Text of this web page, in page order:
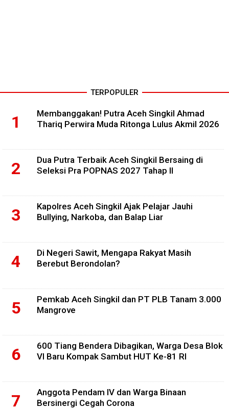
TERPOPULER
Membanggakan! Putra Aceh Singkil Ahmad
Thariq Perwira Muda Ritonga Lulus Akmil 2026
Dua Putra Terbaik Aceh Singkil Bersaing di
Seleksi Pra POPNAS 2027 Tahap II
Kapolres Aceh Singkil Ajak Pelajar Jauhi
Bullying, Narkoba, dan Balap Liar
Di Negeri Sawit, Mengapa Rakyat Masih
Berebut Berondolan?
Pemkab Aceh Singkil dan PT PLB Tanam 3.000
Mangrove
600 Tiang Bendera Dibagikan, Warga Desa Blok
VI Baru Kompak Sambut HUT Ke-81 RI
Anggota Pendam IV dan Warga Binaan
Bersinergi Cegah Corona